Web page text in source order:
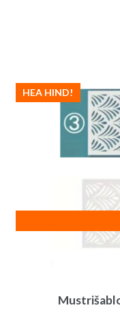
HEA HIND!